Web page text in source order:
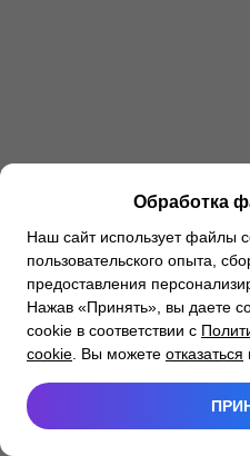
Обработка
Наш сайт использует файлы
пользовательского опыта,
предоставления
Нажав «Принять», вы даете
cookie в соответствии с
cookie . Вы можете отказаться